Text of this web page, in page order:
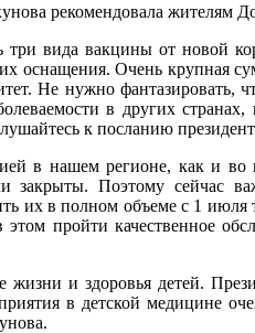
рекомендовала жителям
три вида вакцины от
оснащения. Очень крупная
Не нужно фантазировать,
в других
к посланию
в нашем регионе, как и во
закрыты. Поэтому сейчас
их в полном объеме с 1
пройти качественное
и здоровья детей.
в детской медицине